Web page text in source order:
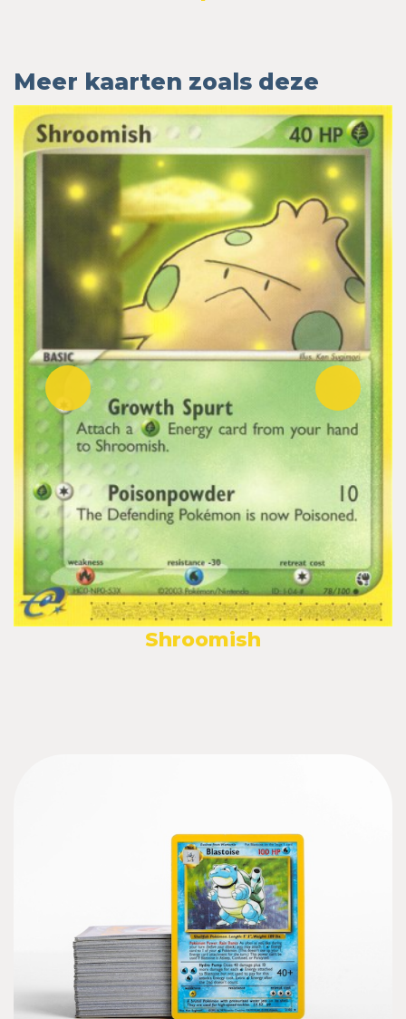
Meer kaarten zoals deze
Shroomish